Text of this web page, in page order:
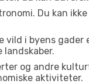
Du kan ikke
vild i byens gader
og andre
aktiviteter.